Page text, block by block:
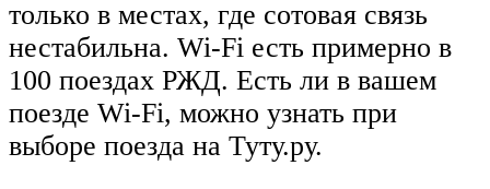
только в местах, где сотовая связь
нестабильна. Wi-Fi есть примерно в
100 поездах РЖД. Есть ли в вашем
поезде Wi-Fi, можно узнать при
выборе поезда на Туту.ру.